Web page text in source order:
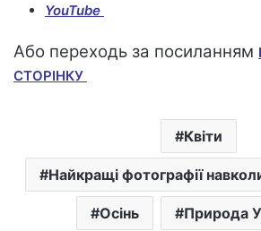
YouTube
Або переходь за посиланням
СТОРІНКУ
Квіти
Найкращі фотографії
Осінь Природа